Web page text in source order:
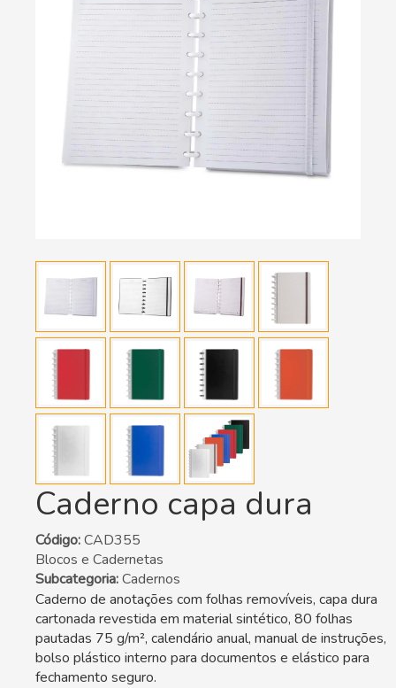
Caderno capa dura
Código:CAD355
Blocos e Cadernetas
Subcategoria:Cadernos
Caderno de anotações com folhas removíveis, capa dura
cartonada revestida em material sintético, 80 folhas
pautadas 75 g/m², calendário anual, manual de instruções,
bolso plástico interno para documentos e elástico para
fechamento seguro.